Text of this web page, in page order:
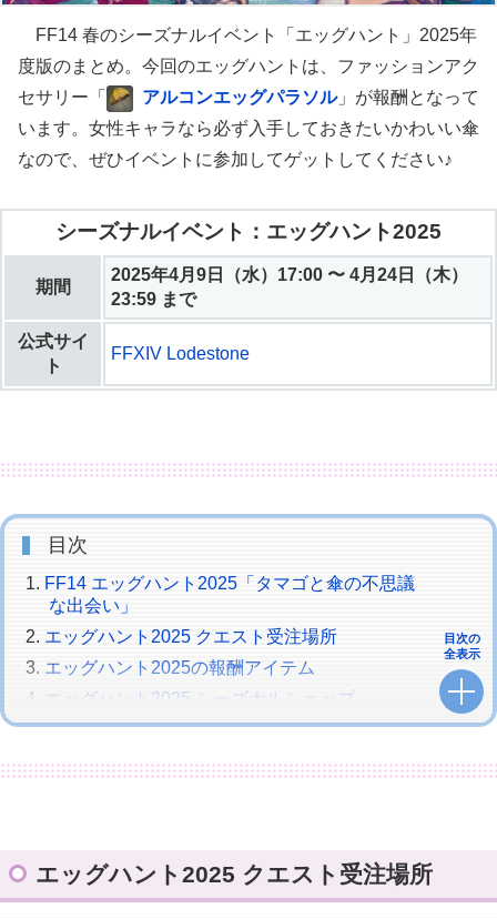
FF14 春のシーズナルイベント「エッグハント」2025年
度版のまとめ。今回のエッグハントは、ファッションアク
セサリー「
アルコンエッグパラソル」が報酬となって
います。女性キャラなら必ず入手しておきたいかわいい傘
なので、ぜひイベントに参加してゲットしてください♪
シーズナルイベント：エッグハント2025
期間
2025年4月9日（水）17:00 〜 4月24日（木）
23:59 まで
公式サイ
ト
FFXIV Lodestone
目次
FF14 エッグハント2025「タマゴと傘の不思議
な出会い」
エッグハント2025 クエスト受注場所
エッグハント2025の報酬アイテム
エッグハント2025 シーズナルショップ
目次の
全表示
エッグハント2025 クエスト受注場所